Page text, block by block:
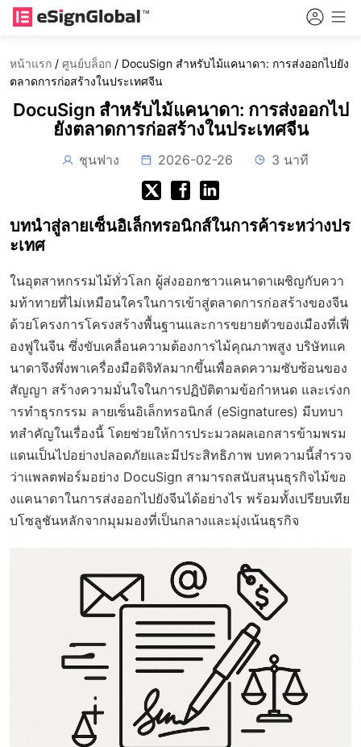
หน้าแรก / ศูนย์บล็อก / DocuSign สำหรับไม้แคนาดา: การส่งออกไปยัง
ตลาดการก่อสร้างในประเทศจีน
DocuSign สำหรับไม้แคนาดา: การส่งออกไป
ยังตลาดการก่อสร้างในประเทศจีน
ชุนฟาง 2026-02-26 3 นาที
บทนำสู่ลายเซ็นอิเล็กทรอนิกส์ในการค้าระหว่างปร
ะเทศ
ในอุตสาหกรรมไม้ทั่วโลก ผู้ส่งออกชาวแคนาดาเผชิญกับควา
มท้าทายที่ไม่เหมือนใครในการเข้าสู่ตลาดการก่อสร้างของจีน
ด้วยโครงการโครงสร้างพื้นฐานและการขยายตัวของเมืองที่เฟื่
องฟูในจีน ซึ่งขับเคลื่อนความต้องการไม้คุณภาพสูง บริษัทแค
นาดาจึงพึ่งพาเครื่องมือดิจิทัลมากขึ้นเพื่อลดความซับซ้อนของ
สัญญา สร้างความมั่นใจในการปฏิบัติตามข้อกำหนด และเร่งก
ารทำธุรกรรม ลายเซ็นอิเล็กทรอนิกส์ (eSignatures) มีบทบา
ทสำคัญในเรื่องนี้ โดยช่วยให้การประมวลผลเอกสารข้ามพรม
แดนเป็นไปอย่างปลอดภัยและมีประสิทธิภาพ บทความนี้สำรวจ
ว่าแพลตฟอร์มอย่าง DocuSign สามารถสนับสนุนธุรกิจไม้ขอ
งแคนาดาในการส่งออกไปยังจีนได้อย่างไร พร้อมทั้งเปรียบเทีย
บโซลูชันหลักจากมุมมองที่เป็นกลางและมุ่งเน้นธุรกิจ